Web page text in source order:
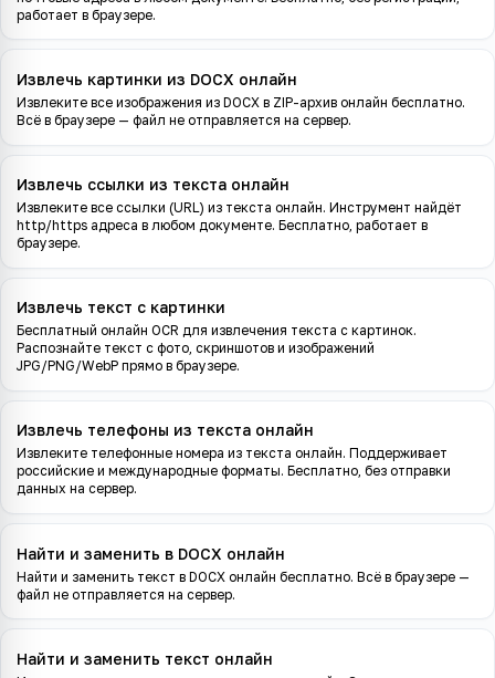
работает в браузере.
Извлечь картинки из DOCX онлайн
Извлеките все изображения из DOCX в ZIP-архив онлайн бесплатно.
Всё в браузере — файл не отправляется на сервер.
Извлечь ссылки из текста онлайн
Извлеките все ссылки (URL) из текста онлайн. Инструмент найдёт
http/https адреса в любом документе. Бесплатно, работает в
браузере.
Извлечь текст с картинки
Бесплатный онлайн OCR для извлечения текста с картинок.
Распознайте текст с фото, скриншотов и изображений
JPG/PNG/WebP прямо в браузере.
Извлечь телефоны из текста онлайн
Извлеките телефонные номера из текста онлайн. Поддерживает
российские и международные форматы. Бесплатно, без отправки
данных на сервер.
Найти и заменить в DOCX онлайн
Найти и заменить текст в DOCX онлайн бесплатно. Всё в браузере —
файл не отправляется на сервер.
Найти и заменить текст онлайн